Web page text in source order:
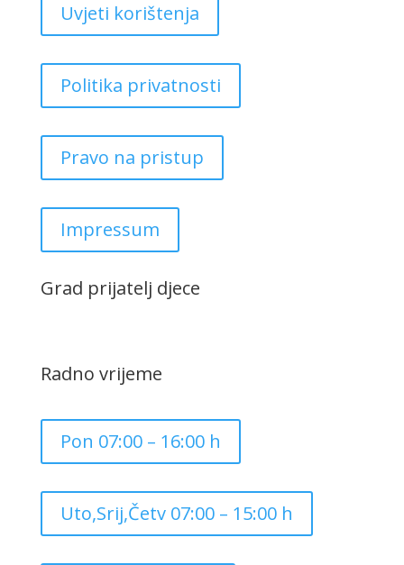
Uvjeti korištenja
Politika privatnosti
Pravo na pristup
Impressum
Grad prijatelj djece
Radno vrijeme
Pon 07:00 – 16:00 h
Uto,Srij,Četv 07:00 – 15:00 h